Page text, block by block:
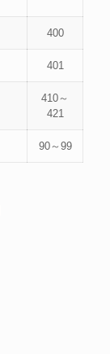
400
401
410～
421
90～99